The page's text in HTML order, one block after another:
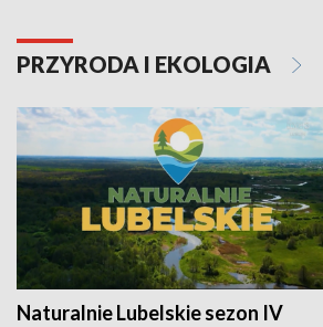
PRZYRODA I EKOLOGIA
Naturalnie Lubelskie sezon IV